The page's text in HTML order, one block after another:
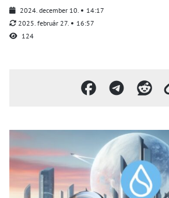
2024. december 10.
14:17
2025. február 27.
16:57
124